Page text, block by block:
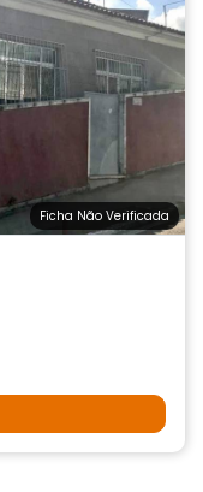
Ficha Não Verificada